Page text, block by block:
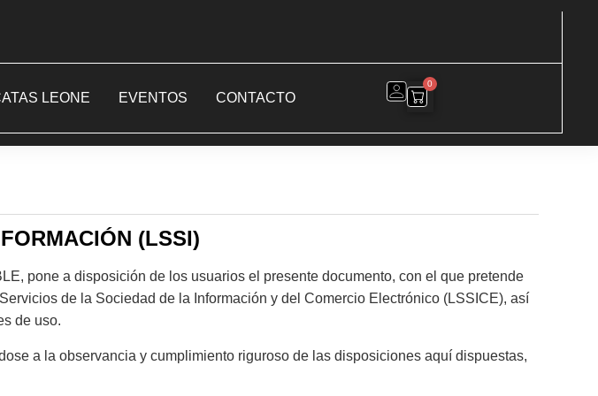
LEONE EVENTOS CONTACTO
0
(LSSI)
pone a disposición de los usuarios el presente documento, con el que pretende
de la Sociedad de la Información y del Comercio Electrónico (LSSICE), así
de uso.
a la observancia y cumplimiento riguroso de las disposiciones aquí dispuestas,